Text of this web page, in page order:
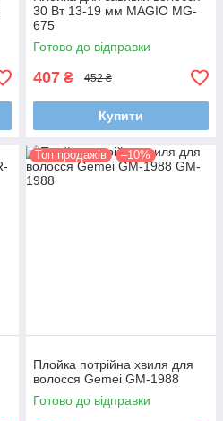
30 Вт 13-19 мм MAGIO MG-
675
Готово до відправки
407 ₴ 452 ₴
Купити
Топ продажів –10%
Плойка потрійна хвиля для
волосся Gemei GM-1988
Готово до відправки